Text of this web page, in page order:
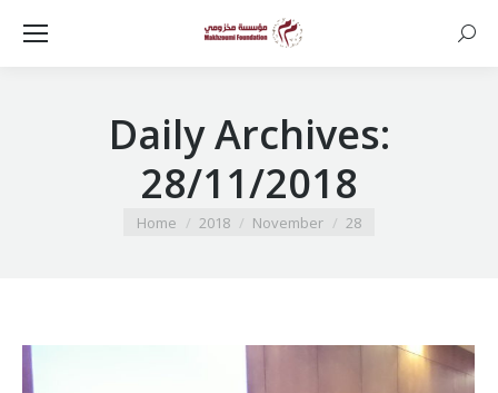
Daily Archives:
28/11/2018
You are here:
Home 2018 November 28